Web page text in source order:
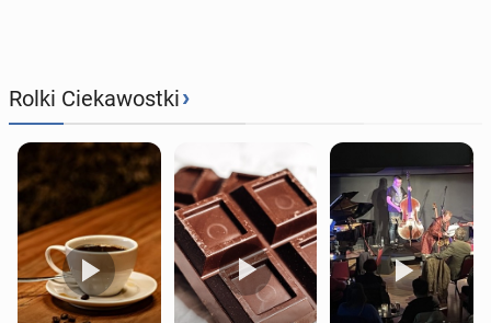
Rolki Ciekawostki›